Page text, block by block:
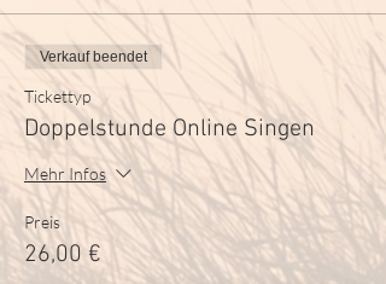
Verkauf beendet
Tickettyp
Doppelstunde Online Singen
Mehr Infos
Preis
26,00 €